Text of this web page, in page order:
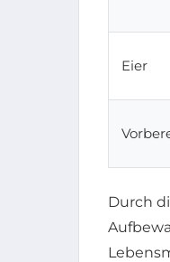
Eier
Durch